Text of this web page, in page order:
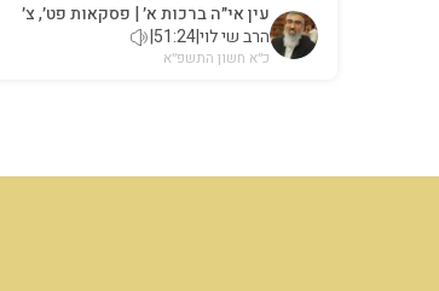
עין אי״ה ברכות א׳ | פסקאות פט׳, צ׳
הרב שי לוי|
51:24
|
כ״א חשון התשפ״א